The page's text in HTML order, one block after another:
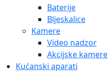
Baterije
Bljeskalice
Kamere
Video nadzor
Akcijske kamere
Kućanski aparati